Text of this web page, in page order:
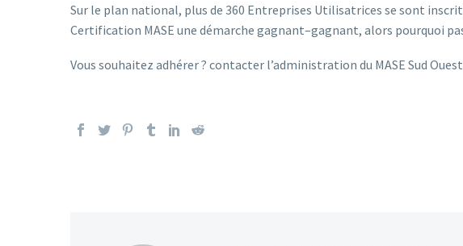
Sur le plan national, plus de 360 Entreprises Utilisatrices se sont
Certification MASE une démarche gagnant–gagnant, alors pourquoi
Vous souhaitez adhérer ? contacter l’administration du MASE Sud